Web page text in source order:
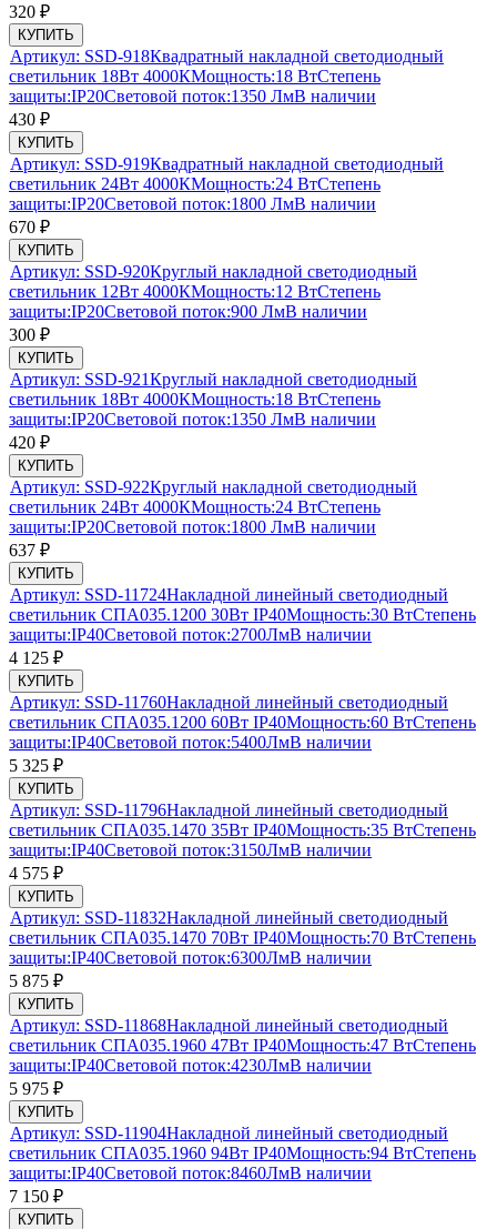
320 ₽
КУПИТЬ
Артикул: SSD-918Квадратный накладной светодиодный
светильник 18Вт 4000КМощность:18 ВтСтепень
защиты:IP20Световой поток:1350 ЛмВ наличии
430 ₽
КУПИТЬ
Артикул: SSD-919Квадратный накладной светодиодный
светильник 24Вт 4000КМощность:24 ВтСтепень
защиты:IP20Световой поток:1800 ЛмВ наличии
670 ₽
КУПИТЬ
Артикул: SSD-920Круглый накладной светодиодный
светильник 12Вт 4000КМощность:12 ВтСтепень
защиты:IP20Световой поток:900 ЛмВ наличии
300 ₽
КУПИТЬ
Артикул: SSD-921Круглый накладной светодиодный
светильник 18Вт 4000КМощность:18 ВтСтепень
защиты:IP20Световой поток:1350 ЛмВ наличии
420 ₽
КУПИТЬ
Артикул: SSD-922Круглый накладной светодиодный
светильник 24Вт 4000КМощность:24 ВтСтепень
защиты:IP20Световой поток:1800 ЛмВ наличии
637 ₽
КУПИТЬ
Артикул: SSD-11724Накладной линейный светодиодный
светильник СПА035.1200 30Вт IP40Мощность:30 ВтСтепень
защиты:IP40Световой поток:2700ЛмВ наличии
4 125 ₽
КУПИТЬ
Артикул: SSD-11760Накладной линейный светодиодный
светильник СПА035.1200 60Вт IP40Мощность:60 ВтСтепень
защиты:IP40Световой поток:5400ЛмВ наличии
5 325 ₽
КУПИТЬ
Артикул: SSD-11796Накладной линейный светодиодный
светильник СПА035.1470 35Вт IP40Мощность:35 ВтСтепень
защиты:IP40Световой поток:3150ЛмВ наличии
4 575 ₽
КУПИТЬ
Артикул: SSD-11832Накладной линейный светодиодный
светильник СПА035.1470 70Вт IP40Мощность:70 ВтСтепень
защиты:IP40Световой поток:6300ЛмВ наличии
5 875 ₽
КУПИТЬ
Артикул: SSD-11868Накладной линейный светодиодный
светильник СПА035.1960 47Вт IP40Мощность:47 ВтСтепень
защиты:IP40Световой поток:4230ЛмВ наличии
5 975 ₽
КУПИТЬ
Артикул: SSD-11904Накладной линейный светодиодный
светильник СПА035.1960 94Вт IP40Мощность:94 ВтСтепень
защиты:IP40Световой поток:8460ЛмВ наличии
7 150 ₽
КУПИТЬ